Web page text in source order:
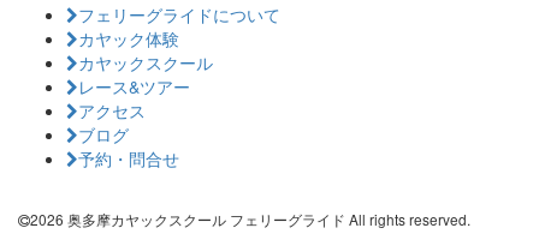
フェリーグライドについて
カヤック体験
カヤックスクール
レース&ツアー
アクセス
ブログ
予約・問合せ
2026 奥多摩カヤックスクール フェリーグライド All rights reserved.